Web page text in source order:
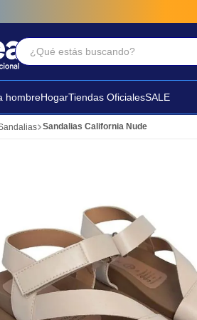
¿Qué estás buscando?
hombreHogarTiendas OficialesSALE
Sandalias California Nude
Términos Más Buscados
2. futbol